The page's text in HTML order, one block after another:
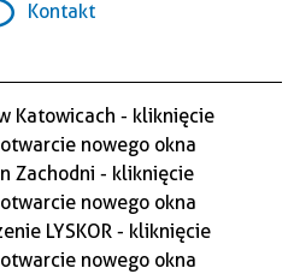
Kontakt